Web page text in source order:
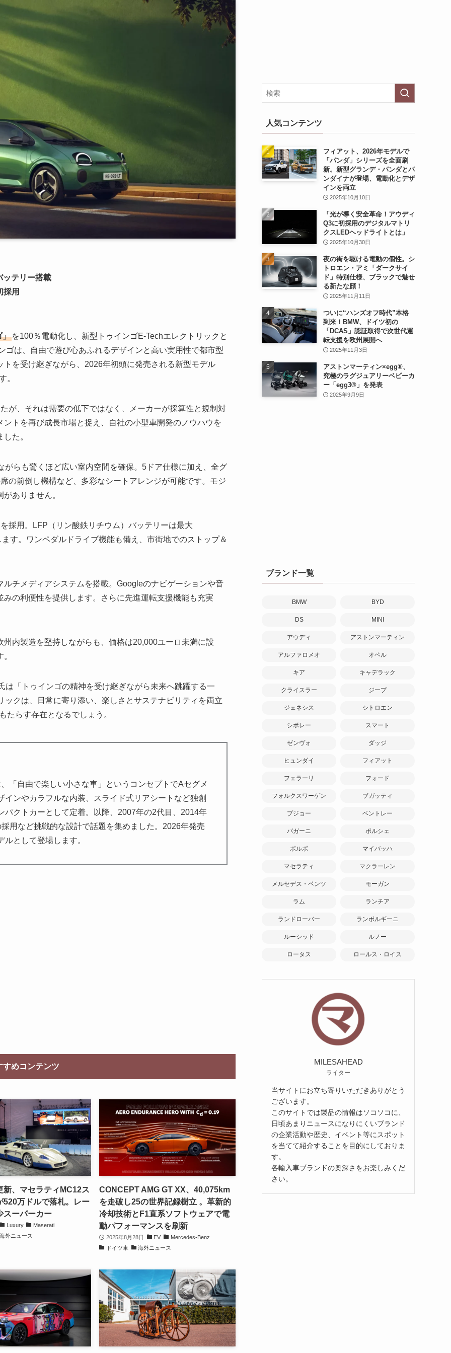
ッテリー搭載
採用
」 を100％電動化し、新型トゥインゴE-Techエレクトリックと
は、自由で遊び心あふれるデザインと高い実用性で都市型
を受け継ぎながら、2026年初頭に発売される新型モデル
。
が、それは需要の低下ではなく、メーカーが採算性と規制対
トを再び成長市場と捉え、自社の小型車開発のノウハウを
た。
らも驚くほど広い室内空間を確保。5ドア仕様に加え、全グ
の前倒し機構など、多彩なシートアレンジが可能です。モジ
ありません。
採用。LFP（リン酸鉄リチウム）バッテリーは最大
す。ワンペダルドライブ機能も備え、市街地でのストップ＆
チメディアシステムを搭載。Googleのナビゲーションや音
の利便性を提供します。さらに先進運転支援機能も充実
内製造を堅持しながらも、価格は20,000ユーロ未満に設
「トゥインゴの精神を受け継ぎながら未来へ跳躍する一
クは、日常に寄り添い、楽しさとサステナビリティを両立
たらす存在となるでしょう。
「自由で楽しい小さな車」というコンセプトでAセグメ
ンやカラフルな内装、スライド式リアシートなど独創
クトカーとして定着。以降、2007年の2代目、2014年
用など挑戦的な設計で話題を集めました。2026年発売
として登場します。
すめコンテンツ
新、マセラティMC12ス
520万ドルで落札。レー
スーパーカー
Luxury
Maserati
外ニュース
CONCEPT AMG GT XX、40,075km
を走破し25の世界記録樹立 。革新的
冷却技術とF1直系ソフトウェアで電
動パフォーマンスを刷新
2025年8月28日 EV
Mercedes-Benz
ドイツ車
海外ニュース
人気コンテンツ
フィアット、2026年モデルで
「パンダ」シリーズを全面刷
新。新型グランデ・パンダとパ
ンダイナが登場、電動化とデザ
インを両立
2025年10月10日
「光が導く安全革命！アウディ
Q3に初採用のデジタルマトリ
クスLEDヘッドライトとは」
2025年10月30日
夜の街を駆ける電動の個性。シ
トロエン・アミ「ダークサイ
ド」特別仕様、ブラックで魅せ
る新たな顔！
2025年11月11日
ついに“ハンズオフ時代”本格
到来！BMW、ドイツ初の
「DCAS」認証取得で次世代運
転支援を欧州展開へ
2025年11月3日
アストンマーティン×egg®、
究極のラグジュアリーベビーカ
ー「egg3®」を発表
2025年9月9日
ブランド一覧
BMW BYD
DS MINI
アウディ アストンマーティン
アルファロメオ オペル
キア キャデラック
クライスラー ジープ
ジェネシス シトロエン
シボレー スマート
ゼンヴォ ダッジ
ヒュンダイ フィアット
フェラーリ フォード
フォルクスワーゲン ブガッティ
プジョー ベントレー
パガーニ ポルシェ
ボルボ マイバッハ
マセラティ マクラーレン
メルセデス・ベンツ モーガン
ラム ランチア
ランドローバー ランボルギーニ
ルーシッド ルノー
ロータス ロールス・ロイス
MILESAHEAD
ライター
当サイトにお立ち寄りいただきありがとう
ございます。
このサイトでは製品の情報はソコソコに、
日頃あまりニュースになりにくいブランド
の企業活動や歴史、イベント等にスポット
を当てて紹介することを目的にしておりま
す。
各輸入車ブランドの奥深さをお楽しみくだ
さい。